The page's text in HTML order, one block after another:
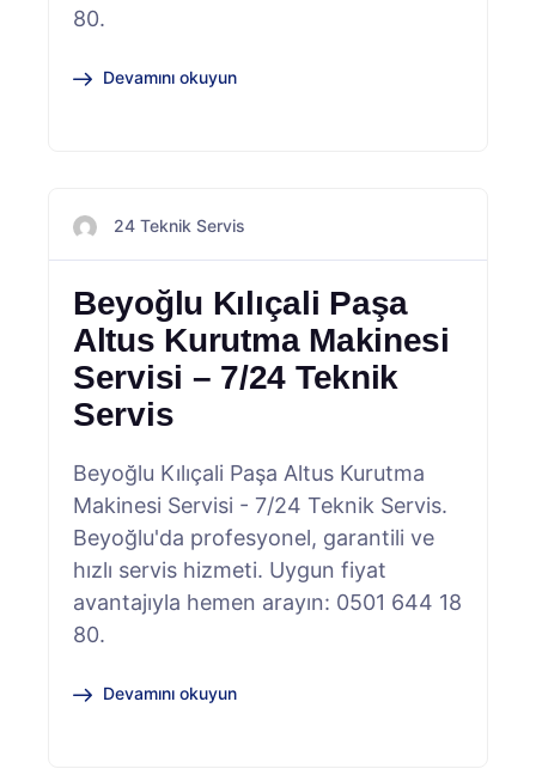
80.
Devamını okuyun
24 Teknik Servis
Beyoğlu Kılıçali Paşa
Altus Kurutma Makinesi
Servisi – 7/24 Teknik
Servis
Beyoğlu Kılıçali Paşa Altus Kurutma
Makinesi Servisi - 7/24 Teknik Servis.
Beyoğlu'da profesyonel, garantili ve
hızlı servis hizmeti. Uygun fiyat
avantajıyla hemen arayın: 0501 644 18
80.
Devamını okuyun